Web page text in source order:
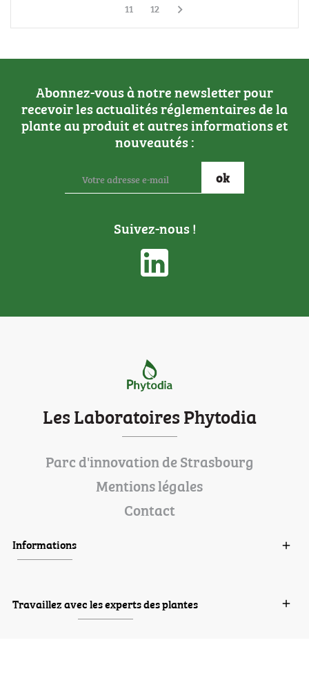
11
12 
Abonnez-vous à notre newsletter pour
recevoir les actualités réglementaires de la
plante au produit et autres informations et
nouveautés :
Suivez-nous !
Les Laboratoires Phytodia
Parc d'innovation de Strasbourg
Mentions légales
Contact
Informations 
Travaillez avec les experts des plantes 